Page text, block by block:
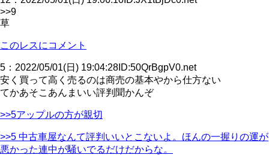
>>9
草
このレスにコメント
5 ： 2022/05/01(日) 19:04:28 ID:50QrBgpV0.net
安く買って高く売るのは商売の基本やから仕方ない
てかあそこあんまいい評判聞かんぞ
>>5アップルの方が親切
>>5 中古車屋なんて評判いいとこないよ。ほんの一握りの運が
悪かった連中が騒いでるだけだからな。